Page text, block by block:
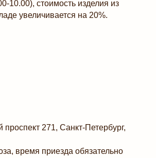
10.00), стоимость изделия из
увеличивается на 20%.
проспект 271, Санкт-Петербург,
время приезда обязательно